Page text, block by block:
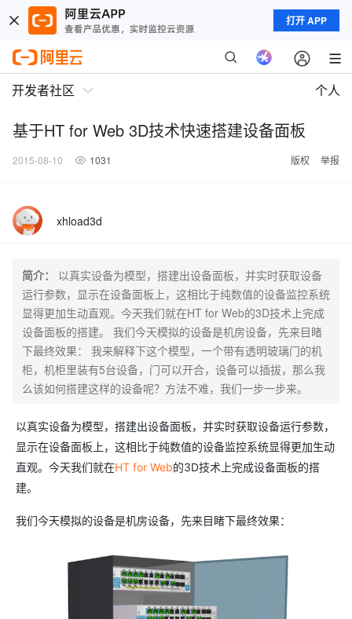
打开 APP
开发者社区 个人
基于HT for Web 3D技术快速搭建设备面板
2015-08-10 1031 版权 举报
xhload3d
简介：
以真实设备为模型，搭建出设备面板，并实时获取设备
运行参数，显示在设备面板上，这相比于纯数值的设备监控系统
显得更加生动直观。今天我们就在HT for Web的3D技术上完成
设备面板的搭建。 我们今天模拟的设备是机房设备，先来目睹
下最终效果： 我来解释下这个模型，一个带有透明玻璃门的机
柜，机柜里装有5台设备，门可以开合，设备可以插拔，那么我
么该如何搭建这样的设备呢？方法不难，我们一步一步来。
以真实设备为模型，搭建出设备面板，并实时获取设备运行参数，
显示在设备面板上，这相比于纯数值的设备监控系统显得更加生动
直观。今天我们就在HT for Web的3D技术上完成设备面板的搭
建。
我们今天模拟的设备是机房设备，先来目睹下最终效果：